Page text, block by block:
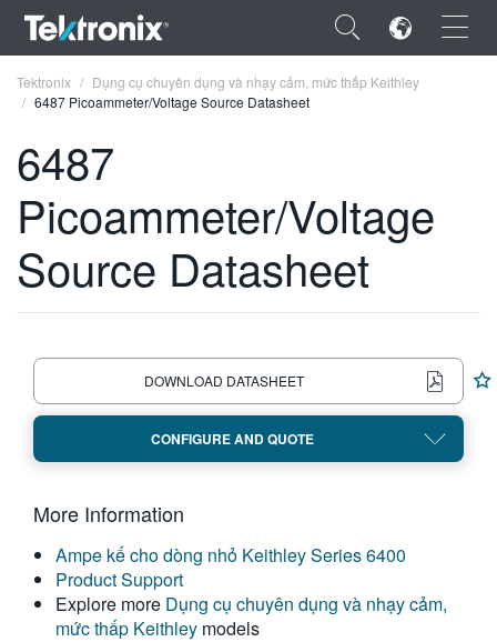
×
ENGLISH
FRANÇAIS
繁體中文
Tektronix
Dụng cụ chuyên dụng và nhạy cảm, mức thấp Keithley
6487 Picoammeter/Voltage Source Datasheet
6487
Picoammeter/Voltage
Source Datasheet
DOWNLOAD DATASHEET
CONFIGURE AND QUOTE
More Information
Ampe kế cho dòng nhỏ Keithley Series 6400
Product Support
Explore more Dụng cụ chuyên dụng và nhạy cảm,
mức thấp Keithley models